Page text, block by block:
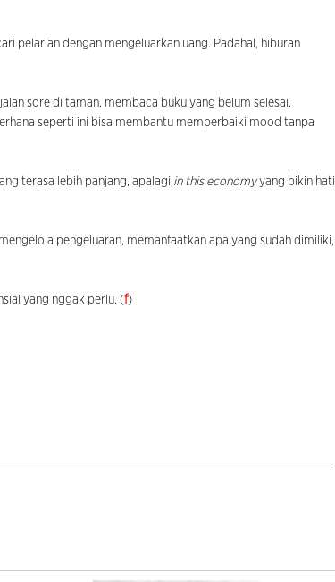
pelarian dengan mengeluarkan uang. Padahal, hiburan
sore di taman, membaca buku yang belum selesai,
seperti ini bisa membantu memperbaiki mood tanpa
terasa lebih panjang, apalagi in this economyyang bikin hati
pengeluaran, memanfaatkan apa yang sudah dimiliki,
yang nggak perlu. (f)